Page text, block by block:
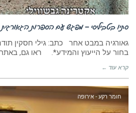
סתיו בטביליסי – מפגש עם הספרות הגאורגית
גאורגיה במבט אחר כתב: גילי חסקין
בחור על הייעוץ והמידע*. ראו גם, באתר
קרא עוד ←
חומר רקע - אירופה